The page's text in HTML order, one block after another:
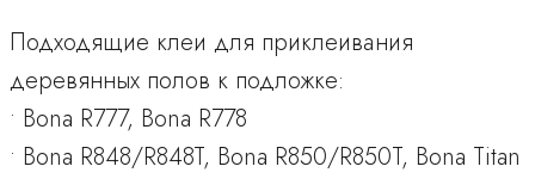
Подходящие клеи для приклеивания
деревянных полов к подложке:
• Bona R777, Bona R778
• Bona R848/R848T, Bona R850/R850T, Bona Titan